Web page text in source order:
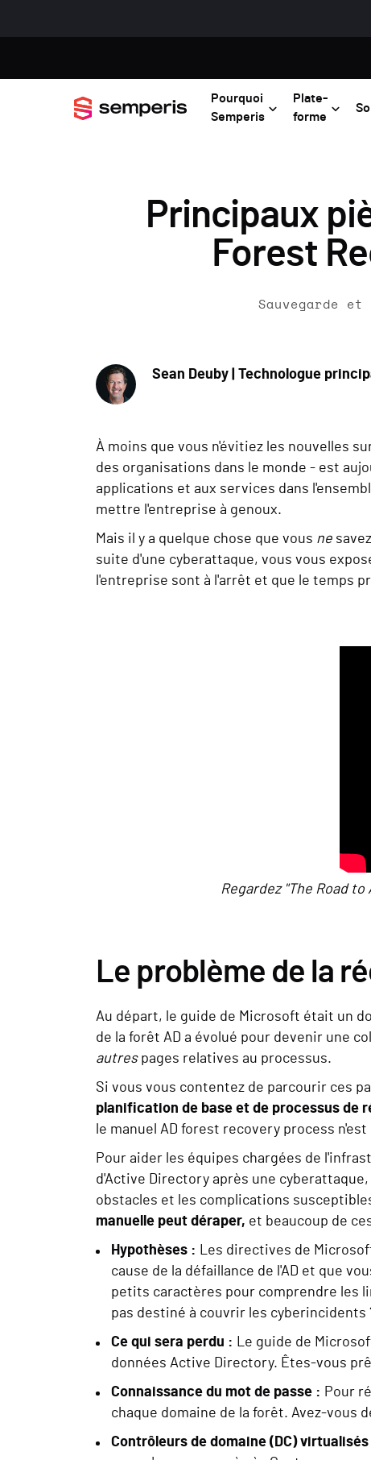
Pourquoi
Semperis
Plate-
forme
Principaux
Forest
Sauvegarde
Sean Deuby | Technologue
À moins que vous n'évitiez les nouvelles
des organisations dans le monde - est
applications et aux services dans
mettre l'entreprise à genoux.
Mais il y a quelque chose que vous ne
suite d'une cyberattaque, vous vous
l'entreprise sont à l'arrêt et que le temps
Regardez "The Road
Le problème de la
Au départ, le guide de Microsoft était un
de la forêt AD a évolué pour devenir une
autrespages relatives au processus.
Si vous vous contentez de parcourir ces
planification de base et de processus de
le manuel AD forest recovery process
Pour aider les équipes chargées de
d'Active Directory après une
obstacles et les complications
manuelle peut déraper, et beaucoup de
Hypothèses : Les directives de
cause de la défaillance de l'AD et que
petits caractères pour comprendre les
pas destiné à couvrir les cyberincidents
Ce qui sera perdu : Le guide de
données Active Directory. Êtes-vous
Connaissance du mot de passe : Pour
chaque domaine de la forêt. Avez-vous
Contrôleurs de domaine (DC) virtualisés